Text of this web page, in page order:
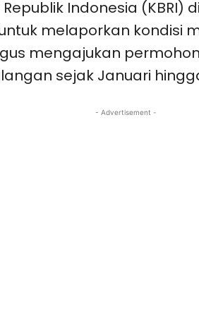
Indonesia (KBRI)
melaporkan kondisi
mengajukan
sejak Januari
- Advertisement -